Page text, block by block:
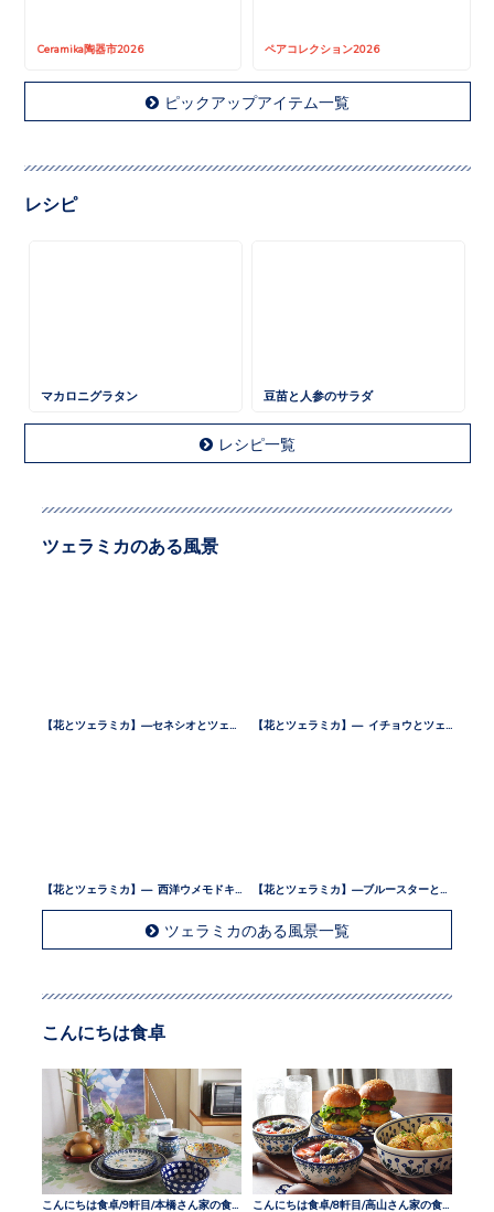
Ceramika陶器市2026 ペアコレクション2026
ピックアップアイテム一覧
レシピ
マカロニグラタン 豆苗と人参のサラダ
レシピ一覧
ツェラミカのある風景
ツェラミカのある風景一覧
こんにちは食卓
こんにちは食卓/9軒目/本橋さん家の食卓